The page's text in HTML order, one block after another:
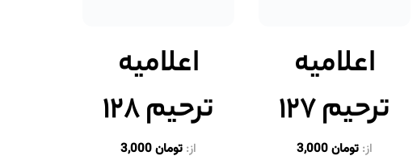
اعلامیه
ترحیم ۱۲۷
از: تومان3,000
اعلامیه
ترحیم ۱۲۸
از: تومان3,000